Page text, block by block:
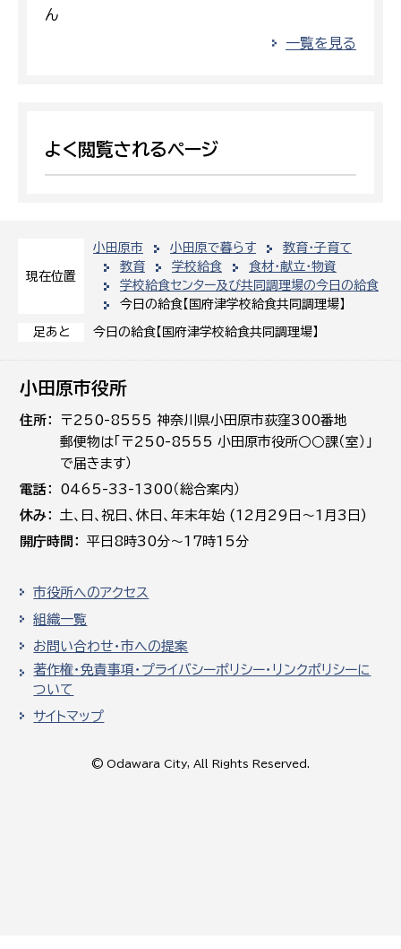
現在位置
小田原市 小田原で暮らす
教育・子育て
教育
学校給食
食材・献立・物資
学校給食センター及び共同調理場の今日の給食
今日の給食【国府津学校給食共同調理場】
足あと 今日の給食【国府津学校給食共同調理場】
ん
一覧を見る
よく閲覧されるページ
小田原市役所
住所
〒250-8555 神奈川県小田原市荻窪300番地
郵便物は「〒250-8555 小田原市役所○○課（室）」
で届きます）
電話
0465-33-1300（総合案内）
休み
土､日､祝日、休日、年末年始 (12月29日～1月3日)
開庁時間
平日8時30分～17時15分
市役所へのアクセス
組織一覧
お問い合わせ・市への提案
著作権・免責事項・プライバシーポリシー・リンクポリシーに
ついて
サイトマップ
© Odawara City, All Rights Reserved.